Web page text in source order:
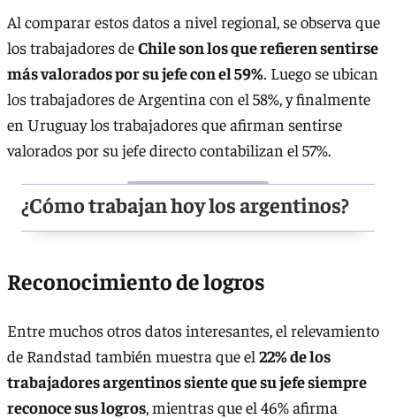
Al comparar estos datos a nivel regional, se observa que
los trabajadores deChile son los que refieren sentirse
más valorados por su jefe con el 59%. Luego se ubican
los trabajadores de Argentina con el 58%, y finalmente
en Uruguay los trabajadores que afirman sentirse
valorados por su jefe directo contabilizan el 57%.
¿Cómo trabajan hoy los argentinos?
Reconocimiento de logros
Entre muchos otros datos interesantes, el relevamiento
de Randstad también muestra que el 22% de los
trabajadores argentinos siente que su jefe siempre
reconoce sus logros, mientras que el 46% afirma